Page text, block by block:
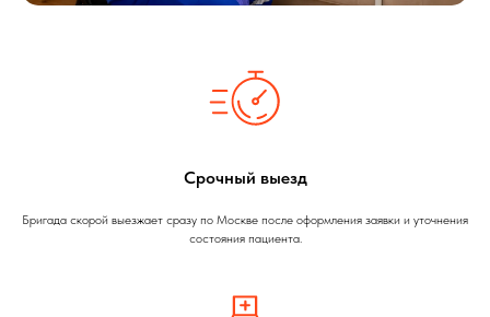
Срочный выезд
Бригада скорой выезжает сразу по Москве после оформления заявки и уточнения
состояния пациента.